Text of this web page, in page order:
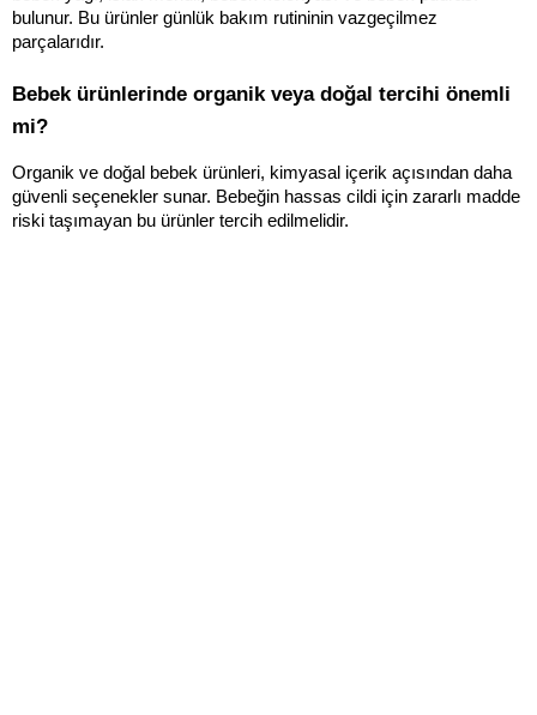
bulunur. Bu ürünler günlük bakım rutininin vazgeçilmez
parçalarıdır.
Bebek ürünlerinde organik veya doğal tercihi önemli
mi?
Organik ve doğal bebek ürünleri, kimyasal içerik açısından daha
güvenli seçenekler sunar. Bebeğin hassas cildi için zararlı madde
riski taşımayan bu ürünler tercih edilmelidir.